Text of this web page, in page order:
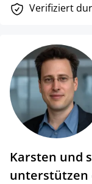
Verifiziert
Karsten und
unterstützen